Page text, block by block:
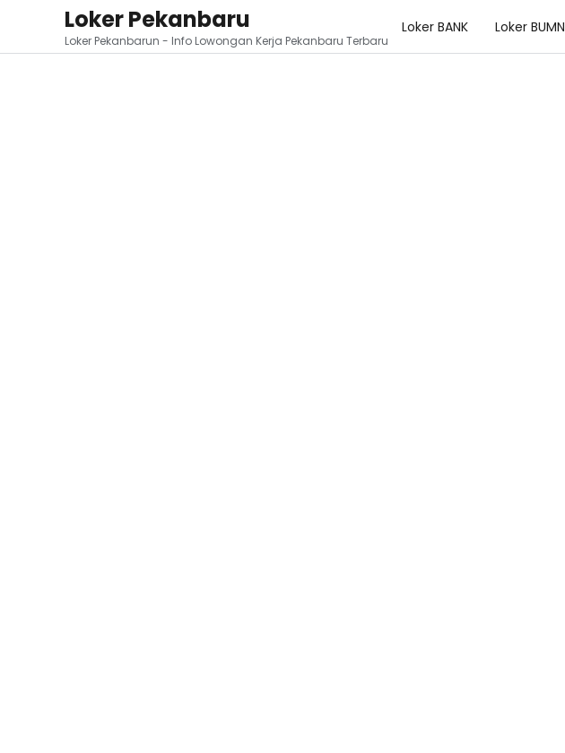
Loker Pekanbaru
Loker Pekanbarun - Info Lowongan Kerja Pekanbaru Terbaru
Loker BANK Loker BUMN